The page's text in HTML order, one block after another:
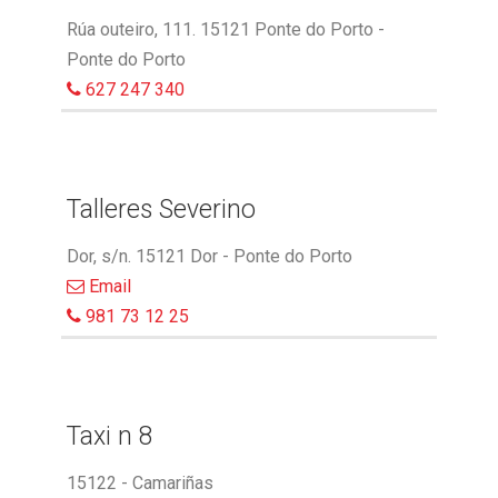
Rúa outeiro, 111. 15121 Ponte do Porto -
Ponte do Porto
627 247 340
Talleres Severino
Dor, s/n. 15121 Dor - Ponte do Porto
Email
981 73 12 25
Taxi n 8
15122 - Camariñas